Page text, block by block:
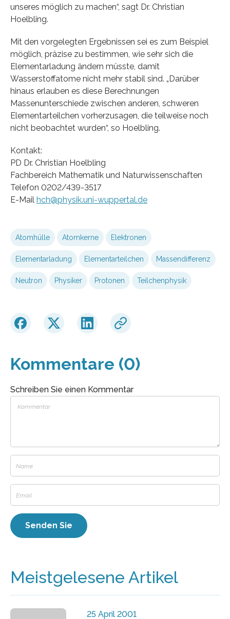
unseres möglich zu machen“, sagt Dr. Christian
Hoelbling.
Mit den vorgelegten Ergebnissen sei es zum Beispiel
möglich, präzise zu bestimmen, wie sehr sich die
Elementarladung ändern müsste, damit
Wasserstoffatome nicht mehr stabil sind. „Darüber
hinaus erlauben es diese Berechnungen
Massenunterschiede zwischen anderen, schweren
Elementarteilchen vorherzusagen, die teilweise noch
nicht beobachtet wurden“, so Hoelbling.
Kontakt:
PD Dr. Christian Hoelbling
Fachbereich Mathematik und Naturwissenschaften
Telefon 0202/439-3517
E-Mail hch@physik.uni-wuppertal.de
Atomhülle Atomkerne Elektronen
Elementarladung Elementarteilchen Massendifferenz
Neutron Physiker Protonen Teilchenphysik
Kommentare (0)
Schreiben Sie einen Kommentar
Meistgelesene Artikel
25 April 2001